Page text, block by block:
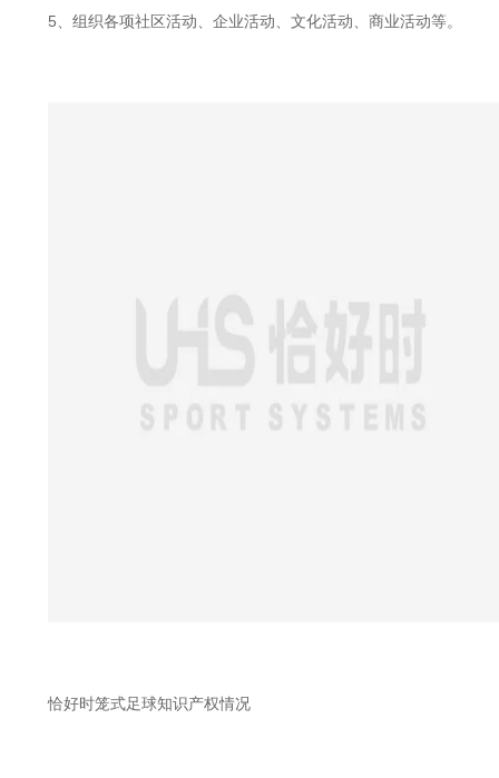
5、组织各项社区活动、企业活动、文化活动、商业活动等。
恰好时笼式足球知识产权情况